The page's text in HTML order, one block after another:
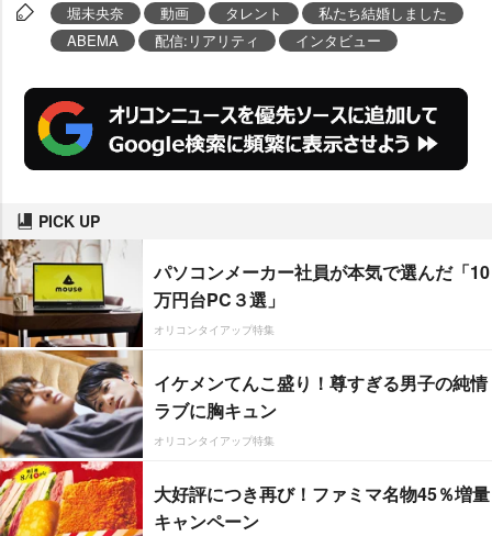
堀未央奈 動画 タレント
私たち結婚しました
ABEMA
配信:リアリティ インタビュー
PICK UP
パソコンメーカー社員が本気で選んだ「10
万円台PC３選」
オリコンタイアップ特集
イケメンてんこ盛り！尊すぎる男子の純情
ラブに胸キュン
オリコンタイアップ特集
大好評につき再び！ファミマ名物45％増量
キャンペーン